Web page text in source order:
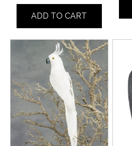
ADD TO CART